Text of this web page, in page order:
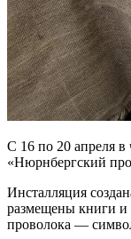
С 16 по 20 апреля в
«Нюрнбергский
Инсталляция
размещены книги и
проволока —